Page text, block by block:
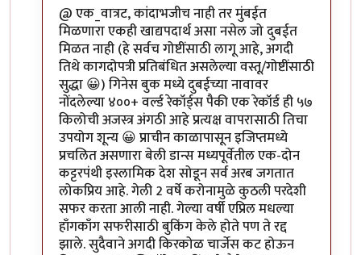
@ एक_वात्रट, कांदाभजीच नाही तर मुंबईत
मिळणारा एकही खाद्यपदार्थ असा नसेल जो दुबईत
मिळत नाही (हे सर्वच गोष्टींसाठी लागू आहे, अगदी
तिथे कागदोपत्री प्रतिबंधित असलेल्या वस्तू/गोष्टींसाठी
सुद्धा 😀) गिनेस बुक मध्ये दुबईच्या नावावर
नोंदलेल्या ४००+ वर्ल्ड रेकॉर्ड्‌स पैकी एक रेकॉर्ड ही ५७
किलोची अजस्त्र अंगठी आहे प्रत्यक्ष वापरासाठी तिचा
उपयोग शून्य 😀 प्राचीन काळापासून इजिप्तमध्ये
प्रचलित असणारा बेली डान्स मध्यपूर्वेतील एक-दोन
कट्टरपंथी इस्लामिक देश सोडून सर्व अरब जगतात
लोकप्रिय आहे. गेली 2 वर्षे करोनामुळे कुठली परदेशी
सफर करता आली नाही. गेल्या वर्षी एप्रिल मधल्या
हाँगकाँग सफरीसाठी बुकिंग केले होते पण ते रद्द
झाले. सुदैवाने अगदी किरकोळ चार्जेस कट होऊन